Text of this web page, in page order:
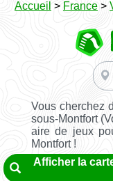
Accueil > France >
Vous cherchez
sous-Montfort
aire de jeux
Montfort !
Afficher la